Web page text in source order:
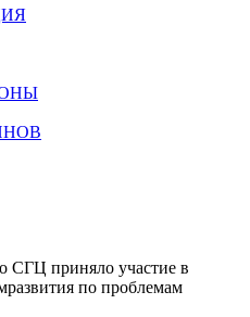
СГЦ приняло участие в
по проблемам